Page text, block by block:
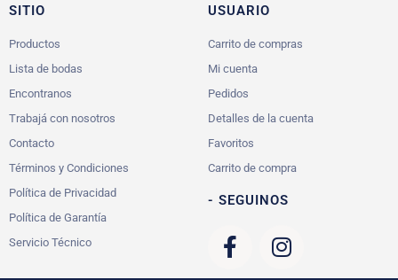
SITIO
Productos
Lista de bodas
Encontranos
Trabajá con nosotros
Contacto
Términos y Condiciones
Política de Privacidad
Política de Garantía
Servicio Técnico
USUARIO
Carrito de compras
Mi cuenta
Pedidos
Detalles de la cuenta
Favoritos
Carrito de compra
- SEGUINOS